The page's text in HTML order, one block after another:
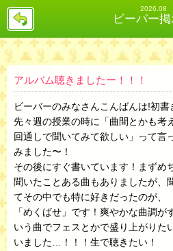
2026.08
ビーバー
戻
アルバム聴きましたー！！！
ビーバーのみなさんこんばんは!初書
先々週の授業の時に「曲間とかも考
回通しで聞いてみて欲しい」って言
みました〜！
その後にすぐ書いています！まずめ
聞いたことある曲もありましたが、
てその中でも特に好きだったのが、
「めくばせ」です！爽やかな曲調が
いう曲でフェスとかで盛り上がりた
いました…！！！生で聴きたい！